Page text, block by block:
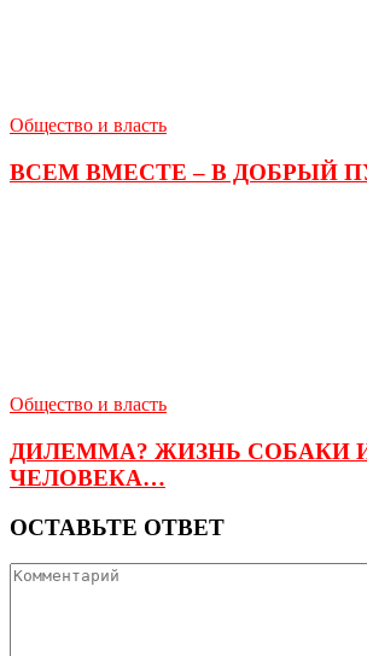
Общество и власть
ВСЕМ ВМЕСТЕ – В ДОБРЫЙ
Общество и власть
ДИЛЕММА? ЖИЗНЬ СОБАКИ
ЧЕЛОВЕКА…
ОСТАВЬТЕ ОТВЕТ